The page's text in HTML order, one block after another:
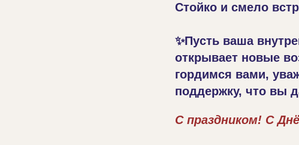
Стойко и смело
✨Пусть ваша
открывает новые
гордимся вами,
поддержку, что вы
С праздником! С